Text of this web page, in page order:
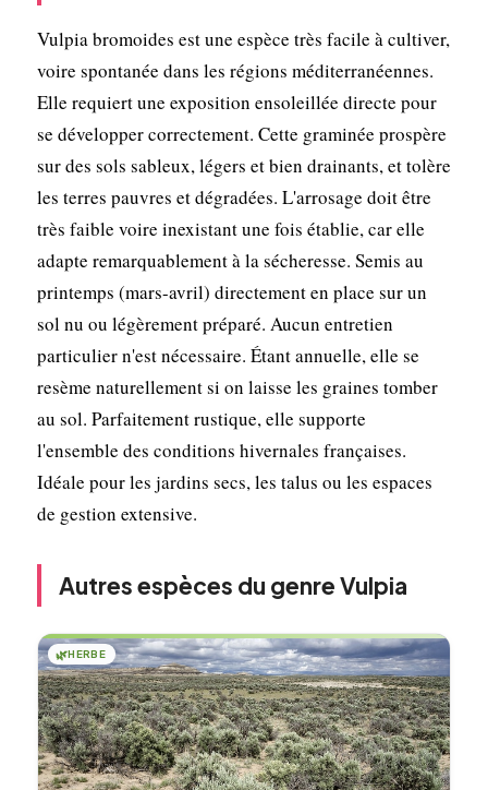
Vulpia bromoides est une espèce très facile à cultiver,
voire spontanée dans les régions méditerranéennes.
Elle requiert une exposition ensoleillée directe pour
se développer correctement. Cette graminée prospère
sur des sols sableux, légers et bien drainants, et tolère
les terres pauvres et dégradées. L'arrosage doit être
très faible voire inexistant une fois établie, car elle
adapte remarquablement à la sécheresse. Semis au
printemps (mars-avril) directement en place sur un
sol nu ou légèrement préparé. Aucun entretien
particulier n'est nécessaire. Étant annuelle, elle se
resème naturellement si on laisse les graines tomber
au sol. Parfaitement rustique, elle supporte
l'ensemble des conditions hivernales françaises.
Idéale pour les jardins secs, les talus ou les espaces
de gestion extensive.
Autres espèces du genre Vulpia
🌿HERBE